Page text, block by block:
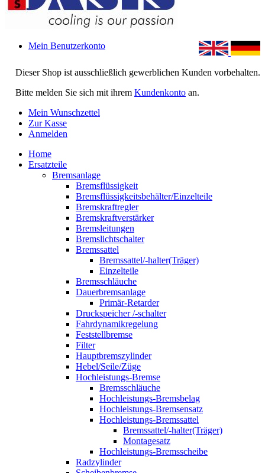
Dieser Shop ist ausschließlich gewerblichen Kunden vorbehalten.
Bitte melden Sie sich mit ihrem Kundenkonto an.
Mein Benutzerkonto
Mein Wunschzettel
Zur Kasse
Anmelden
Home
Ersatzteile
Bremsanlage
Bremsflüssigkeit
Bremsflüssigkeitsbehälter/Einzelteile
Bremskraftregler
Bremskraftverstärker
Bremsleitungen
Bremslichtschalter
Bremssattel
Bremssattel/-halter(Träger)
Einzelteile
Bremsschläuche
Dauerbremsanlage
Primär-Retarder
Druckspeicher /-schalter
Fahrdynamikregelung
Feststellbremse
Filter
Hauptbremszylinder
Hebel/Seile/Züge
Hochleistungs-Bremse
Bremsschläuche
Hochleistungs-Bremsbelag
Hochleistungs-Bremsensatz
Hochleistungs-Bremssattel
Bremssattel/-halter(Träger)
Montagesatz
Hochleistungs-Bremsscheibe
Radzylinder